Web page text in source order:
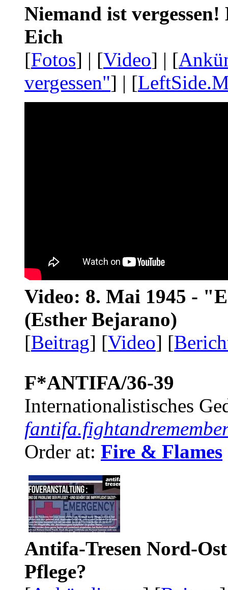
Niemand ist
Eich
[Fotos] | [Video] | [
vergessen"] | [
Video: 8. Mai 1945 -
(Esther Bejarano)
[Beitrag] [Video] [
F*ANTIFA/36-39
Internationalistisches
Order at: Fire & Flames
Antifa-Tresen Nord-
Pflege?